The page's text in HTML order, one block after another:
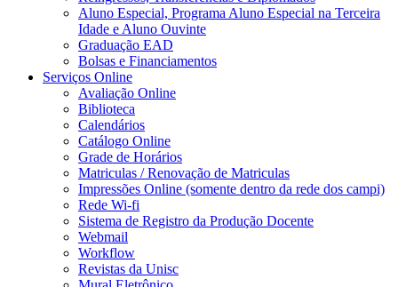
Aluno Especial, Programa Aluno Especial na Terceira
Idade e Aluno Ouvinte
Graduação EAD
Bolsas e Financiamentos
Serviços Online
Avaliação Online
Biblioteca
Calendários
Catálogo Online
Grade de Horários
Matriculas / Renovação de Matriculas
Impressões Online (somente dentro da rede dos campi)
Rede Wi-fi
Sistema de Registro da Produção Docente
Webmail
Workflow
Revistas da Unisc